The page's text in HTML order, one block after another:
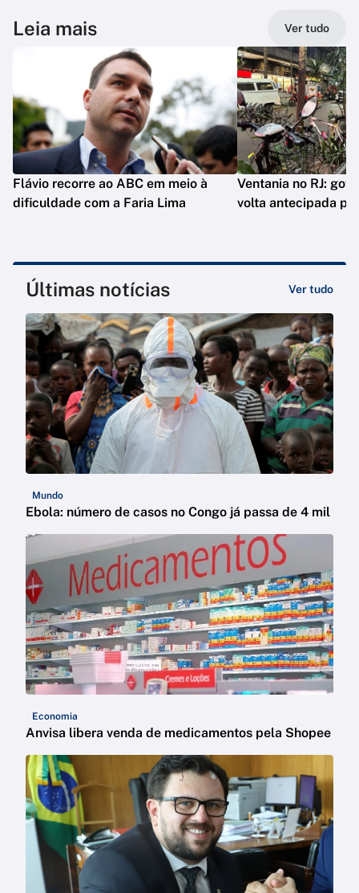
Leia mais Ver tudo
Flávio recorre ao ABC em meio à
dificuldade com a Faria Lima
Ventania no RJ:
volta antecipada
Últimas notícias Ver tudo
Mundo
Ebola: número de casos no Congo já passa de 4 mil
Economia
Anvisa libera venda de medicamentos pela Shopee